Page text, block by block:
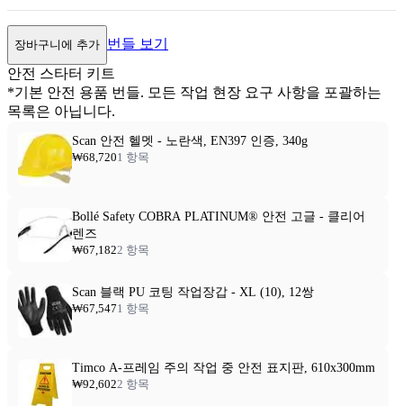
장바구니에 추가 번들 보기
안전 스타터 키트
*기본 안전 용품 번들. 모든 작업 현장 요구 사항을 포괄하는
목록은 아닙니다.
Scan 안전 헬멧 - 노란색, EN397 인증, 340g
₩68,7201 항목
Bollé Safety COBRA PLATINUM® 안전 고글 - 클리어
렌즈
₩67,1822 항목
Scan 블랙 PU 코팅 작업장갑 - XL (10), 12쌍
₩67,5471 항목
Timco A-프레임 주의 작업 중 안전 표지판, 610x300mm
₩92,6022 항목